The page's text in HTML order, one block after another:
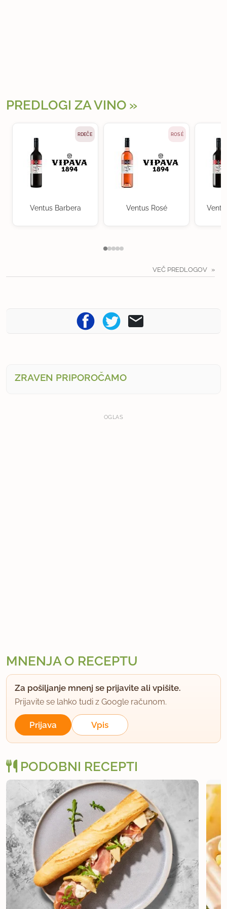
PREDLOGI ZA VINO
RDEČE
Ventus Barbera
ROSÉ
Ventus Rosé
VEČ PREDLOGOV
ZRAVEN PRIPOROČAMO
OGLAS
MNENJA O RECEPTU
Za pošiljanje mnenj se prijavite ali vpišite.
Prijavite se lahko tudi z Google računom.
Prijava Vpis
PODOBNI RECEPTI